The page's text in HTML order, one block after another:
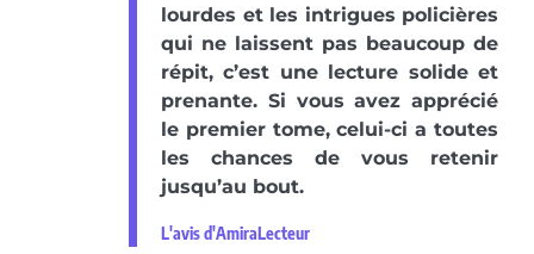
lourdes et les intrigues policières
qui ne laissent pas beaucoup de
répit, c’est une lecture solide et
prenante. Si vous avez apprécié
le premier tome, celui-ci a toutes
les chances de vous retenir
jusqu’au bout.
L'avis d'AmiraLecteur